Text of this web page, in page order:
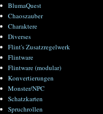
BlumaQuest
Chaoszauber
Charaktere
Diverses
Flint's Zusatzregelwerk
Flintware
Flintware (modular)
Konvertierungen
Monster/NPC
Schatzkarten
Spruchrollen